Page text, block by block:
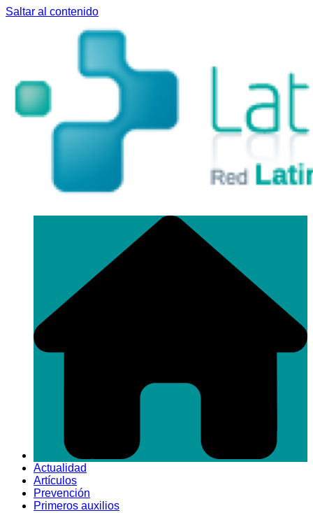
Saltar al contenido
Actualidad
Artículos
Prevención
Primeros auxilios